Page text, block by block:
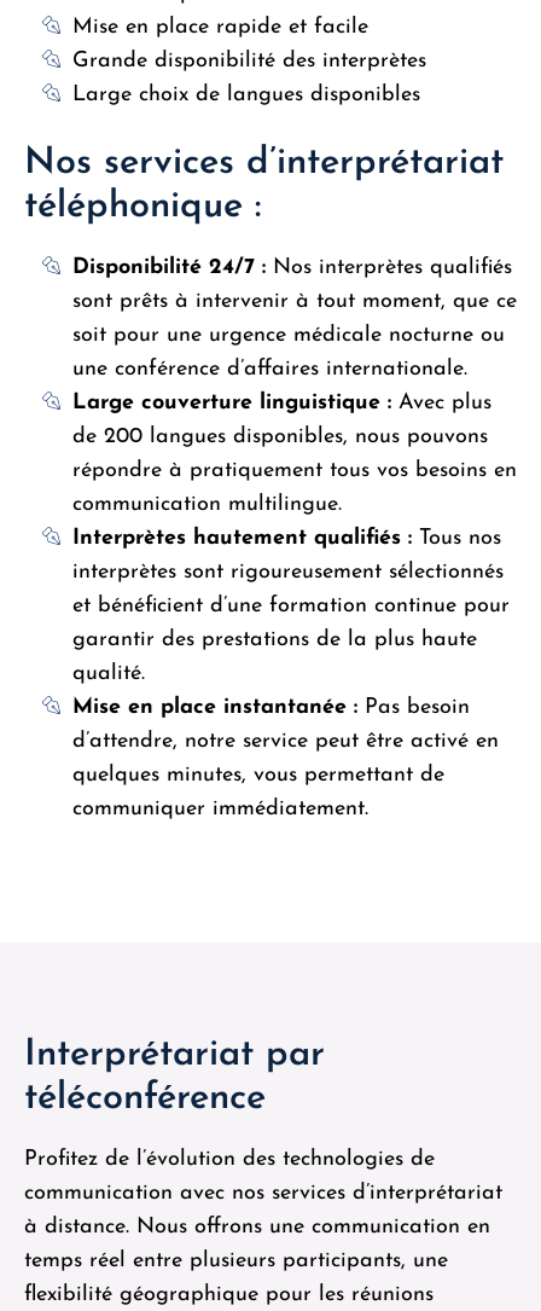
Mise en place rapide et facile
Grande disponibilité des interprètes
Large choix de langues disponibles
Nos services d’interprétariat
téléphonique :
Disponibilité 24/7 : Nos interprètes qualifiés
sont prêts à intervenir à tout moment, que ce
soit pour une urgence médicale nocturne ou
une conférence d’affaires internationale.
Large couverture linguistique : Avec plus
de 200 langues disponibles, nous pouvons
répondre à pratiquement tous vos besoins en
communication multilingue.
Interprètes hautement qualifiés : Tous nos
interprètes sont rigoureusement sélectionnés
et bénéficient d’une formation continue pour
garantir des prestations de la plus haute
qualité.
Mise en place instantanée : Pas besoin
d’attendre, notre service peut être activé en
quelques minutes, vous permettant de
communiquer immédiatement.
Interprétariat par
téléconférence
Profitez de l’évolution des technologies de
communication avec nos services d’interprétariat
à distance. Nous offrons une communication en
temps réel entre plusieurs participants, une
flexibilité géographique pour les réunions